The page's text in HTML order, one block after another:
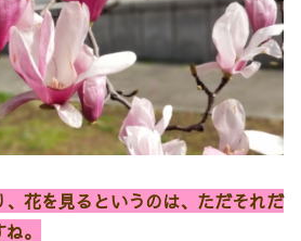
花を見るというのは、ただそれだ
。